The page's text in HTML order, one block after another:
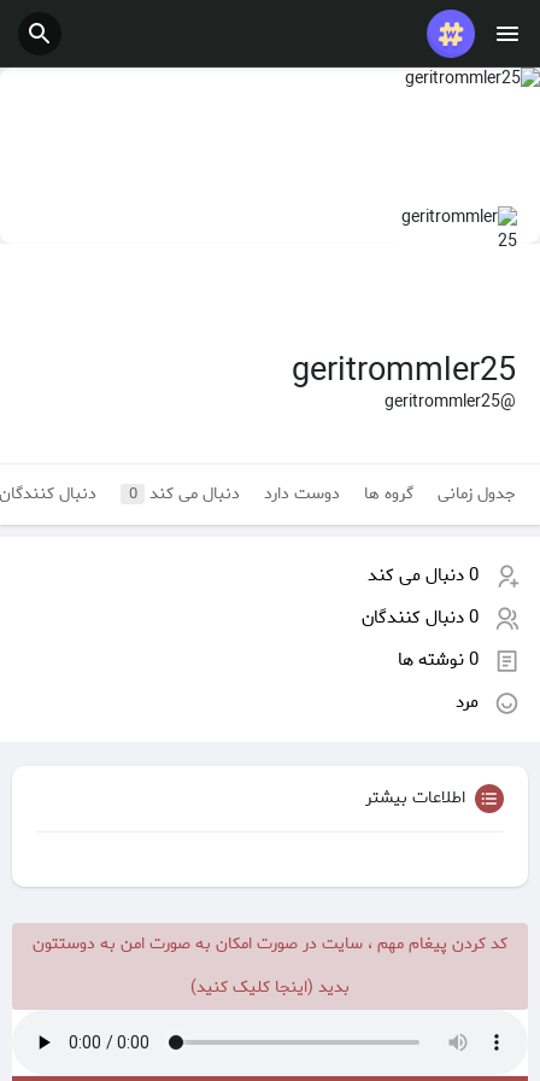
geritrommler25
@geritrommler25
جدول زمانی گروه ها دوست دارد دنبال می کند 0 دنبال
0 دنبال می کند
0 دنبال کنندگان
0 نوشته ها
مرد
اطلاعات بیشتر
کد کردن پیغام مهم ، سایت در صورت امکان به صورت امن به دوستتون
بدید (اینجا کلیک کنید)